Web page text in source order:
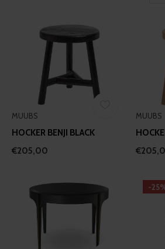
MUUBS
HOCKER BENJI BLACK
€205,00
MUUBS
-